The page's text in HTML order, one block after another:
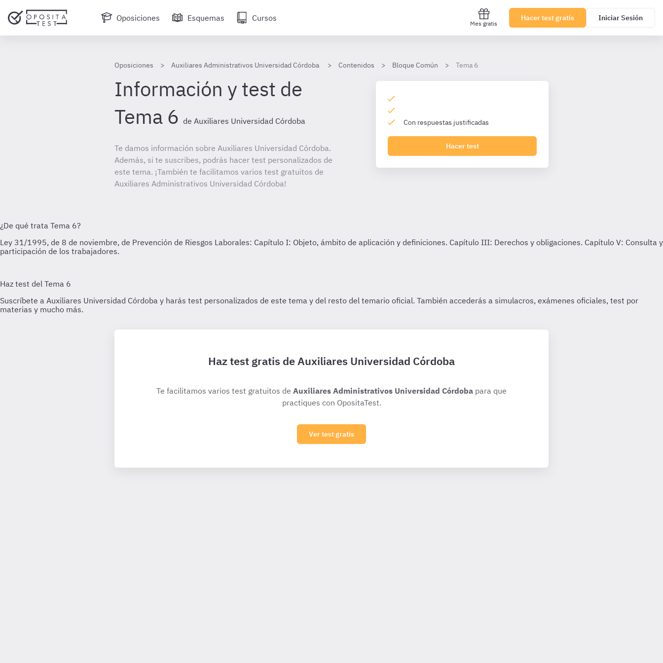
Oposiciones Esquemas Cursos
Mes gratis
Hacer test gratis Iniciar Sesión
Oposiciones Auxiliares Administrativos Universidad Córdoba Contenidos Bloque Común Tema 6
Información y test de
Tema 6 de Auxiliares Universidad Córdoba
Te damos información sobre Auxiliares Universidad Córdoba.
Además, si te suscribes, podrás hacer test personalizados de
este tema. ¡También te facilitamos varios test gratuitos de
Auxiliares Administrativos Universidad Córdoba!
Con respuestas justificadas
Hacer test
Haz test gratis de Auxiliares Universidad Córdoba
Te facilitamos varios test gratuitos de Auxiliares Administrativos Universidad Córdoba para que
practiques con OpositaTest.
Ver test gratis